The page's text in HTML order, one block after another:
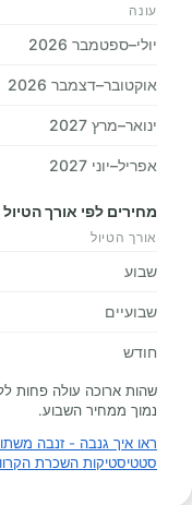
עונה
יולי–ספטמבר 2026
אוקטובר–דצמבר 2026
ינואר–מרץ 2027
אפריל–יוני 2027
מחירים לפי אורך הטיול
אורך הטיול
שבוע
שבועיים
חודש
שהות ארוכה עולה פחות
נמוך ממחיר השבוע.
ראו איך גנבה - זנבה
סטטיסטיקות השכרת